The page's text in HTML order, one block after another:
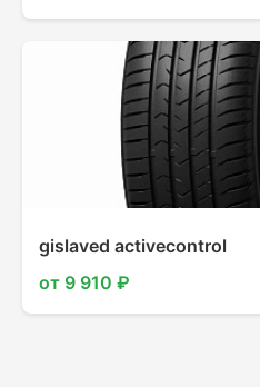
gislaved activecontrol
от 9 910 ₽